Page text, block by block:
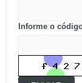
Informe o